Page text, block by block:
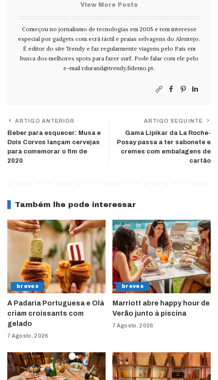
View More Posts
Começou no jornalismo de tecnologias em 2005 e tem interesse
especial por gadgets com ecrã táctil e praias selvagens do Alentejo.
É editor do site Trendy e faz regularmente viagens pelo País em
busca dos melhores spots para fazer surf. Pode falar com ele pelo
e-mail rdurand@trendy.fidemo.pt.
ARTIGO ANTERIOR
Beber para esquecer: Musa e
Dois Corvos lançam cervejas
para comemorar o fim de
2020
ARTIGO SEGUINTE
Gama Lipikar da La Roche-
Posay passa a ter sabonete e
cremes com embalagens de
cartão
Também lhe pode interessar
breves
A Padaria Portuguesa e Olá
criam croissants com
gelado
7 Agosto, 2026
breves
Marriott abre happy hour de
Verão junto à piscina
7 Agosto, 2026